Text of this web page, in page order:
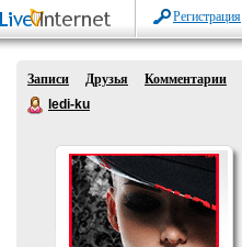
Регистрация
Записи Друзья
Комментарии
ledi-ku